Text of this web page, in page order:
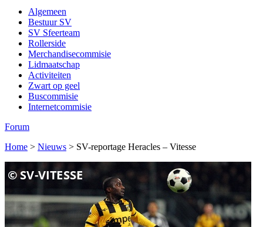
Algemeen
Bestuur SV
SV Sfeerteam
Rollerside
Merchandisecommisie
Lidmaatschap
Activiteiten
Zwart op geel
Buscommisie
Internetcommisie
Forum
Home > Nieuws > SV-reportage Heracles – Vitesse